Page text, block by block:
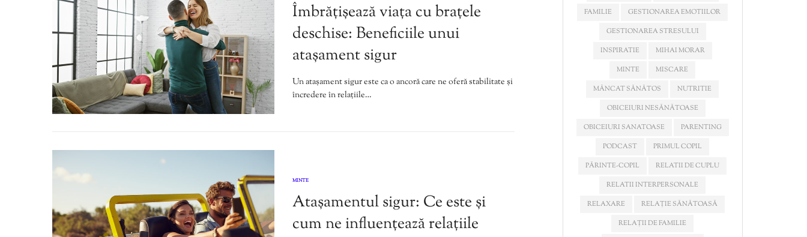
Îmbrățișează viața cu brațele
deschise: Beneficiile unui
atașament sigur
Un atașament sigur este ca o ancoră care ne oferă stabilitate și
încredere în relațiile…
MINTE
Atașamentul sigur: Ce este și
cum ne influențează relațiile
FAMILIE
GESTIONAREA EMOTIILOR
GESTIONAREA STRESULUI
INSPIRATIE
MIHAI MORAR
MINTE
MISCARE
MÂNCAT SĂNĂTOS
NUTRITIE
OBICEIURI NESĂNĂTOASE
OBICEIURI SANATOASE
PARENTING
PODCAST
PRIMUL COPIL
PĂRINTE-COPIL
RELATII DE CUPLU
RELATII INTERPERSONALE
RELAXARE
RELAȚIE SĂNĂTOASĂ
RELAȚII DE FAMILIE